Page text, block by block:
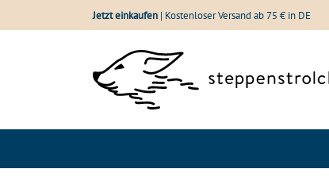
Zum Inhalt springenJetzt einkaufen | Kostenloser Versand ab 75 € in DE